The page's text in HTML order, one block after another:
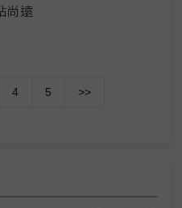
尚遠
4 5 >>